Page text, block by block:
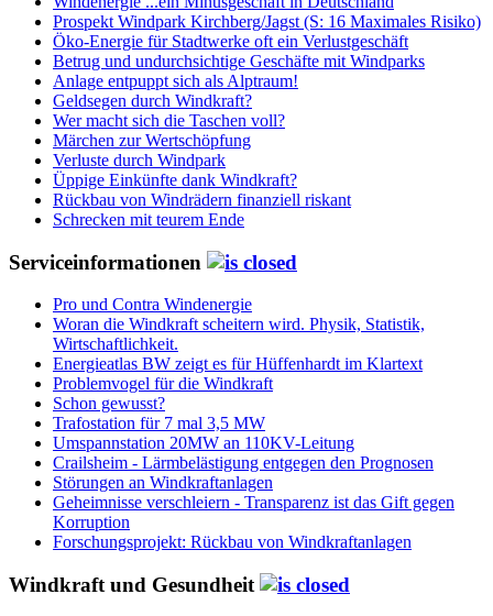
Prospekt Windpark Kirchberg/Jagst (S: 16 Maximales Risiko)
Öko-Energie für Stadtwerke oft ein Verlustgeschäft
Betrug und undurchsichtige Geschäfte mit Windparks
Anlage entpuppt sich als Alptraum!
Geldsegen durch Windkraft?
Wer macht sich die Taschen voll?
Märchen zur Wertschöpfung
Verluste durch Windpark
Üppige Einkünfte dank Windkraft?
Rückbau von Windrädern finanziell riskant
Schrecken mit teurem Ende
Serviceinformationen
Pro und Contra Windenergie
Woran die Windkraft scheitern wird. Physik, Statistik,
Wirtschaftlichkeit.
Energieatlas BW zeigt es für Hüffenhardt im Klartext
Problemvogel für die Windkraft
Schon gewusst?
Trafostation für 7 mal 3,5 MW
Umspannstation 20MW an 110KV-Leitung
Crailsheim - Lärmbelästigung entgegen den Prognosen
Störungen an Windkraftanlagen
Geheimnisse verschleiern - Transparenz ist das Gift gegen
Korruption
Forschungsprojekt: Rückbau von Windkraftanlagen
Windkraft und Gesundheit